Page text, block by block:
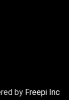
by Freepi Inc